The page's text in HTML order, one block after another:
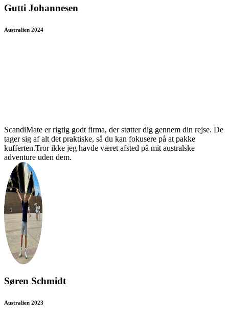
Gutti Johannesen
Australien 2024
ScandiMate er rigtig godt firma, der støtter dig gennem din rejse. De
tager sig af alt det praktiske, så du kan fokusere på at pakke
kufferten.Tror ikke jeg havde været afsted på mit australske
adventure uden dem.
Søren Schmidt
Australien 2023